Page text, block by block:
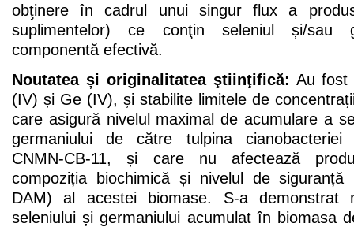
obţinere în cadrul unui singur flux a
suplimentelor) ce conţin seleniul și/sau
componentă efectivă.
Noutatea și originalitatea ştiinţifică: Au fost
(IV) și Ge (IV), și stabilite limitele de
care asigură nivelul maximal de acumulare a
germaniului de către tulpina cianobacteriei
CNMN-CB-11, și care nu afectează
compoziția biochimică și nivelul de
DAM) al acestei biomase. S-a demonstrat
seleniului și germaniului acumulat în biomasa